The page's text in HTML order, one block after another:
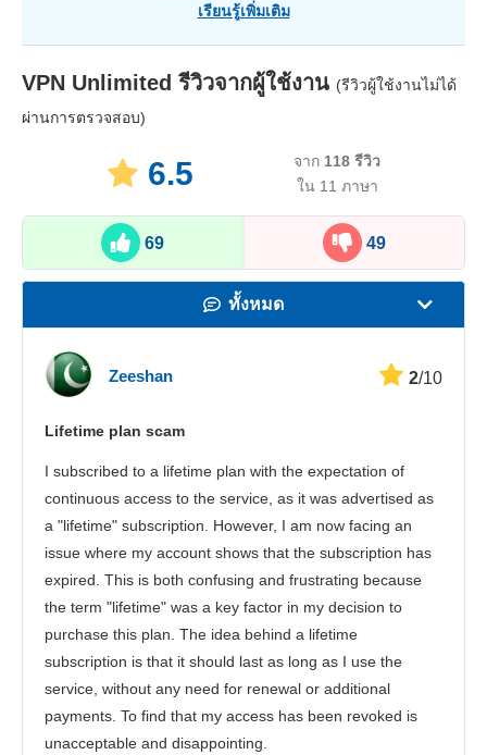
เรียนรู้เพิ่มเติม
VPN Unlimited รีวิวจากผู้ใช้งาน (รีวิวผู้ใช้งานไม่ได้
ผ่านการตรวจสอบ)
6.5 จาก 118 รีวิว
ใน 11 ภาษา
69 49
ทั้งหมด
บริการลูกค้า
Zeeshan 2/10
Lifetime plan scam
I subscribed to a lifetime plan with the expectation of
continuous access to the service, as it was advertised as
a "lifetime" subscription. However, I am now facing an
issue where my account shows that the subscription has
expired. This is both confusing and frustrating because
the term "lifetime" was a key factor in my decision to
purchase this plan. The idea behind a lifetime
subscription is that it should last as long as I use the
service, without any need for renewal or additional
payments. To find that my access has been revoked is
unacceptable and disappointing.